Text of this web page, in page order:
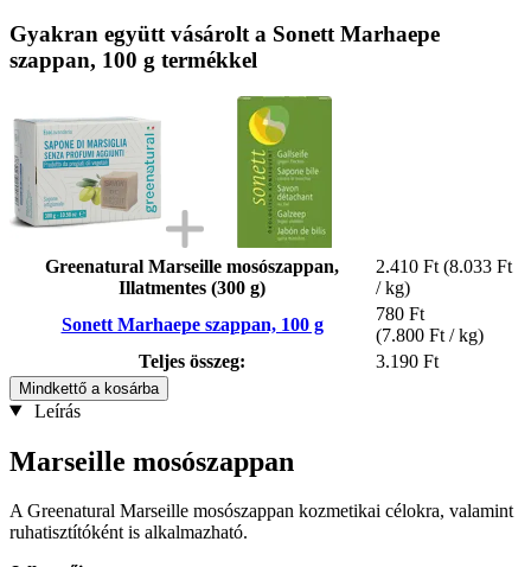
Gyakran együtt vásárolt a Sonett Marhaepe
szappan, 100 g termékkel
Greenatural Marseille mosószappan,
Illatmentes (300 g)
2.410 Ft (8.033 Ft
/ kg)
Sonett Marhaepe szappan, 100 g
780 Ft
(7.800 Ft / kg)
Teljes összeg:
3.190 Ft
Mindkettő a kosárba
Leírás
Marseille mosószappan
A Greenatural Marseille mosószappan kozmetikai célokra, valamint
ruhatisztítóként is alkalmazható.